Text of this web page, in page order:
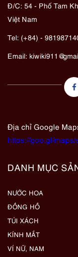
Đ/C: 54 - Phố Tam
Việt Nam
Tel: (+84) -
Email:
Địa chỉ Google
https://goo.gl/
DANH MỤC
NƯỚC HOA
ĐỒNG HỒ
TÚI XÁCH
KÍNH MẮT
VÍ NỮ, NAM